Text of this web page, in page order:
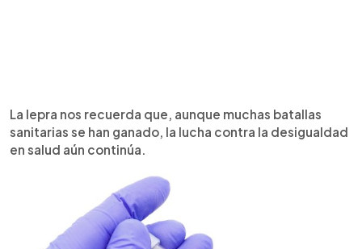
La lepra nos recuerda que, aunque muchas batallas
sanitarias se han ganado, la lucha contra la desigualdad
en salud aún continúa.